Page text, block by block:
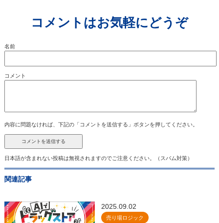
コメントはお気軽にどうぞ
名前
コメント
内容に問題なければ、下記の「コメントを送信する」ボタンを押してください。
日本語が含まれない投稿は無視されますのでご注意ください。（スパム対策）
関連記事
2025.09.02
売り場ロジック